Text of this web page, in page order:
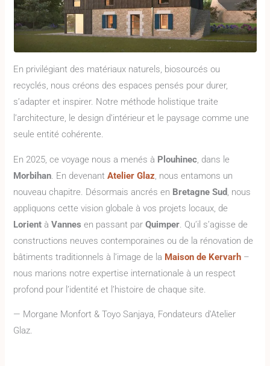
En privilégiant des matériaux naturels, biosourcés ou
recyclés, nous créons des espaces pensés pour durer,
s’adapter et inspirer. Notre méthode holistique traite
l’architecture, le design d’intérieur et le paysage comme une
seule entité cohérente.
En 2025, ce voyage nous a menés à Plouhinec, dans le
Morbihan. En devenantAtelier Glaz, nous entamons un
nouveau chapitre. Désormais ancrés en Bretagne Sud, nous
appliquons cette vision globale à vos projets locaux, de
Lorient àVannes en passant parQuimper. Qu’il s’agisse de
constructions neuves contemporaines ou de la rénovation de
bâtiments traditionnels à l’image de la Maison de Kervarh –
nous marions notre expertise internationale à un respect
profond pour l’identité et l’histoire de chaque site.
— Morgane Monfort & Toyo Sanjaya, Fondateurs d’Atelier
Glaz.